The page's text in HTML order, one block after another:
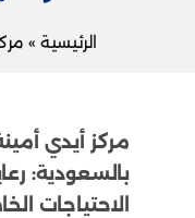
الرئيسية »
مركز أيدي
بالسعودية:
الاحتياجات